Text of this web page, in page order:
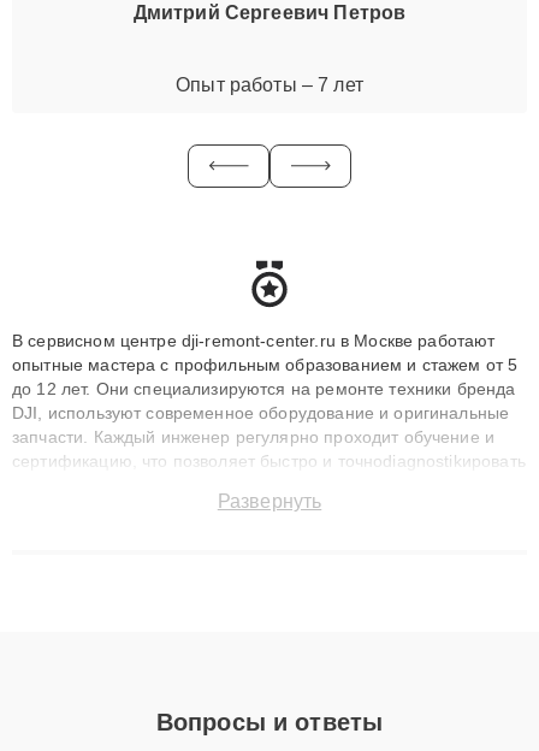
Дмитрий Сергеевич Петров
Опыт работы – 7 лет
В сервисном центре dji-remont-center.ru в Москве работают
опытные мастера с профильным образованием и стажем от 5
до 12 лет. Они специализируются на ремонте техники бренда
DJI, используют современное оборудование и оригинальные
запчасти. Каждый инженер регулярно проходит обучение и
сертификацию, что позволяет быстро и точноdiagnostikировать
до 3 лет. Наши мастера решают сложные случаи: от замены
Развернуть
Вопросы и ответы